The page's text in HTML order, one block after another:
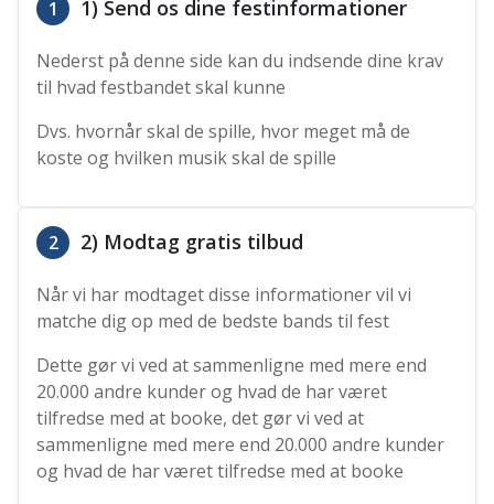
1 1) Send os dine festinformationer
Nederst på denne side kan du indsende dine krav
til hvad festbandet skal kunne
Dvs. hvornår skal de spille, hvor meget må de
koste og hvilken musik skal de spille
2 2) Modtag gratis tilbud
Når vi har modtaget disse informationer vil vi
matche dig op med de bedste bands til fest
Dette gør vi ved at sammenligne med mere end
20.000 andre kunder og hvad de har været
tilfredse med at booke, det gør vi ved at
sammenligne med mere end 20.000 andre kunder
og hvad de har været tilfredse med at booke